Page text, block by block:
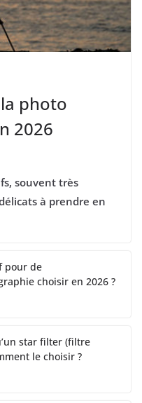
photo
2026
souvent très
à prendre en
pour de
choisir en 2026 ?
star filter (filtre
le choisir ?